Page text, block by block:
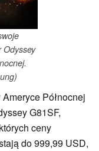
Odyssey
Północnej
G81SF,
ceny
do 999,99 USD,